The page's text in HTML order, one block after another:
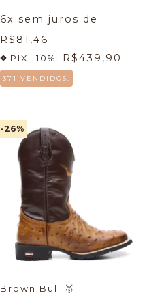
6x sem juros de
R$81,46
PIX -10%: R$439,90
371 VENDIDOS.
-26%
Brown Bull 🥇